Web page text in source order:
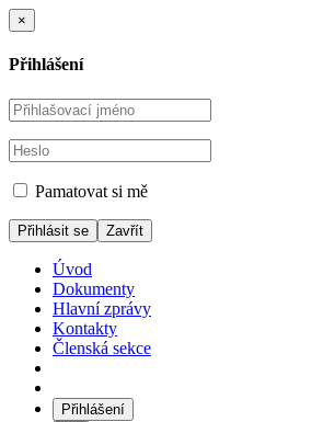
×
Přihlášení
Pamatovat si mě
Zavřít
Úvod
Dokumenty
Hlavní zprávy
Kontakty
Členská sekce
Přihlášení